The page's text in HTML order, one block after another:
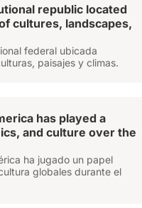
republic located
cultures, landscapes,
federal ubicada
paisajes y climas.
has played a
and culture over the
ha jugado un papel
globales durante el